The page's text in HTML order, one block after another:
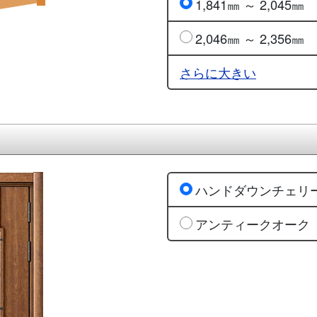
1,841㎜ ～ 2,045㎜
2,046㎜ ～ 2,356㎜
さらに大きい
ハンドダウンチェリ
アンティークオーク